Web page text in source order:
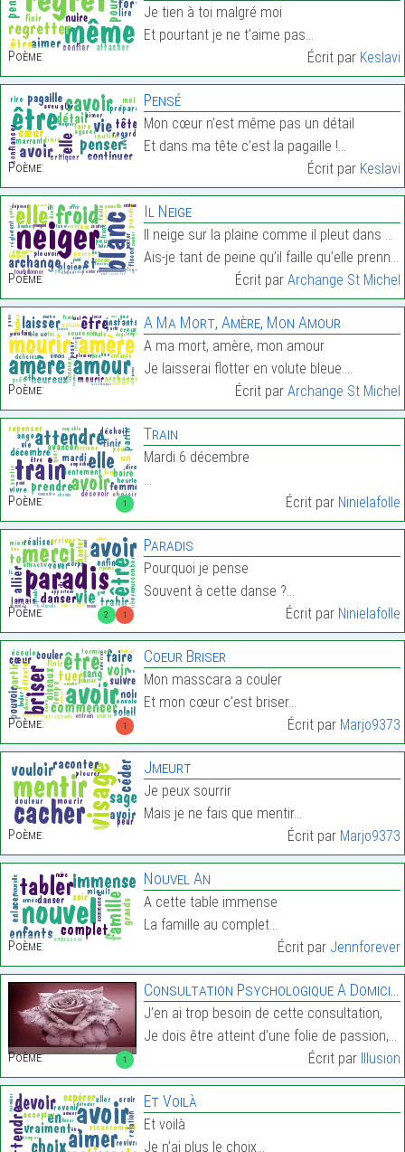
Poème:
Je tien à toi malgré moi
Et pourtant je ne t’aime pas…
Écrit par Keslavi
Poème:
Pensé
Mon cœur n’est même pas un détail
Et dans ma tête c’est la pagaille !…
Écrit par Keslavi
Poème:
Il Neige
Il neige sur la plaine comme il pleut dans mon cœu
Ais-je tant de peine qu’il faille qu’elle prenne s…
Écrit par Archange St Michel
Poème:
A Ma Mort, Amère, Mon Amour
A ma mort, amère, mon amour
Je laisserai flotter en volute bleue.…
Écrit par Archange St Michel
1
Poème:
Train
Mardi 6 décembre
…
Écrit par Ninielafolle
2 1
Poème:
Paradis
Pourquoi je pense
Souvent à cette danse ?…
Écrit par Ninielafolle
1
Poème:
Coeur Briser
Mon masscara a couler
Et mon cœur c’est briser…
Écrit par Marjo9373
Poème:
Jmeurt
Je peux sourrir
Mais je ne fais que mentir…
Écrit par Marjo9373
Poème:
Nouvel An
A cette table immense
La famille au complet…
Écrit par Jennforever
1
Poème:
Consultation Psychologique A Domicile ^^
J’en ai trop besoin de cette consultation,
Je dois être atteint d’une folie de passion,…
Écrit par
Illusion
Et Voilà
Et voilà
Je n’ai plus le choix…